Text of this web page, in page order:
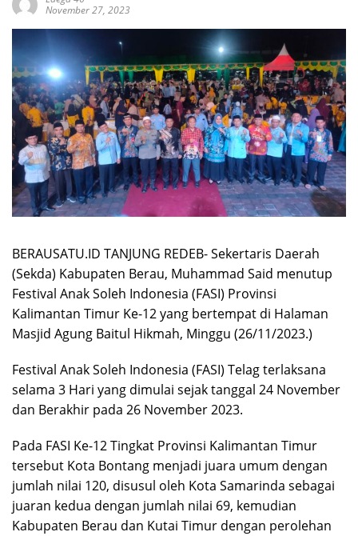
November 27, 2023
BERAUSATU.ID TANJUNG REDEB- Sekertaris Daerah
(Sekda) Kabupaten Berau, Muhammad Said menutup
Festival Anak Soleh Indonesia (FASI) Provinsi
Kalimantan Timur Ke-12 yang bertempat di Halaman
Masjid Agung Baitul Hikmah, Minggu (26/11/2023.)
Festival Anak Soleh Indonesia (FASI) Telag terlaksana
selama 3 Hari yang dimulai sejak tanggal 24 November
dan Berakhir pada 26 November 2023.
Pada FASI Ke-12 Tingkat Provinsi Kalimantan Timur
tersebut Kota Bontang menjadi juara umum dengan
jumlah nilai 120, disusul oleh Kota Samarinda sebagai
juaran kedua dengan jumlah nilai 69, kemudian
Kabupaten Berau dan Kutai Timur dengan perolehan